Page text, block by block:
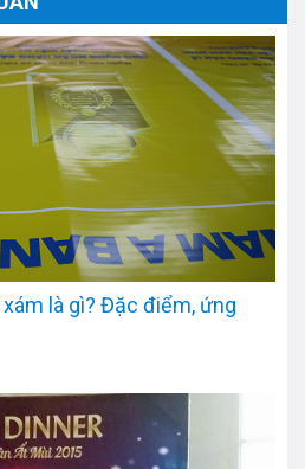
là gì? Đặc điểm, ứng